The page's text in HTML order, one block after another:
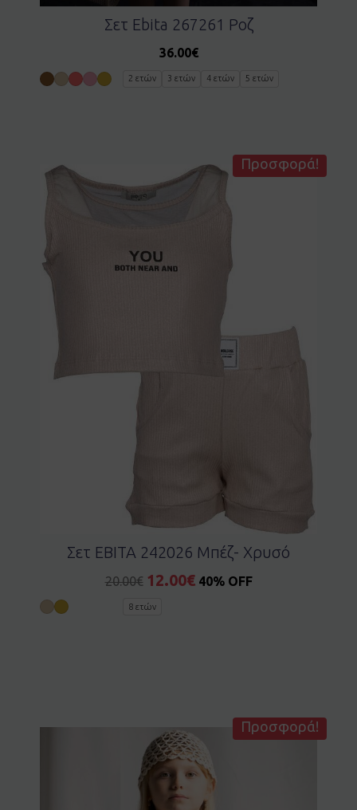
Σετ Ebita 267261 Ροζ
36.00€
2 ετών 3 ετών 4 ετών 5 ετών
Προσφορά!
Σετ EBITA 242026 Μπέζ- Χρυσό
20.00€ 12.00€ 40% OFF
8 ετών
Προσφορά!